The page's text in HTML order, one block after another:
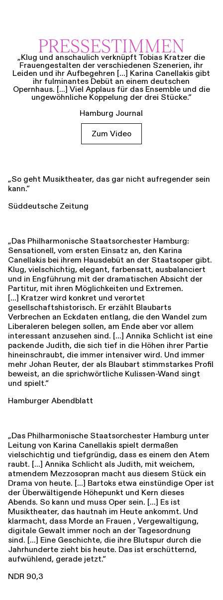
PRESSESTIMMEN
„Klug und anschaulich verknüpft Tobias Kratzer die
Frauengestalten der verschiedenen Szenerien, ihr
Leiden und ihr Aufbegehren [...] Karina Canellakis gibt
ihr fulminantes Debüt an einem deutschen
Opernhaus. [...] Viel Applaus für das Ensemble und die
ungewöhnliche Koppelung der drei Stücke.“
Hamburg Journal
Zum Video
„So geht Musiktheater, das gar nicht aufregender sein
kann.“
Süddeutsche Zeitung
„Das Philharmonische Staatsorchester Hamburg:
Sensationell, vom ersten Einsatz an, den Karina
Canellakis bei ihrem Hausdebüt an der Staatsoper gibt.
Klug, vielschichtig, elegant, farbensatt, ausbalanciert
und in Engführung mit der dramatischen Absicht der
Partitur, mit ihren Möglichkeiten und Extremen.
[...] Kratzer wird konkret und verortet
gesellschaftshistorisch. Er erzählt Blaubarts
Verbrechen an Eckdaten entlang, die den Wandel zum
Liberaleren belegen sollen, am Ende aber vor allem
interessant anzusehen sind. [...] Annika Schlicht ist eine
packende Judith, die sich tief in die Höhen ihrer Partie
hineinschraubt, die immer intensiver wird. Und immer
mehr Johan Reuter, der als Blaubart stimmstarkes Profil
beweist, an die sprichwörtliche Kulissen-Wand singt
und spielt.“
Hamburger Abendblatt
„Das Philharmonische Staatsorchester Hamburg unter
Leitung von Karina Canellakis spielt dermaßen
vielschichtig und tiefgründig, dass es einem den Atem
raubt. [...] Annika Schlicht als Judith, mit weichem,
atmendem Mezzosopran macht aus diesem Stück ein
Drama von heute. [...] Bartoks etwa einstündige Oper ist
der Überwältigende Höhepunkt und Kern dieses
Abends. So kann und muss Oper sein. [...] Es ist
Musiktheater, das hautnah im Heute ankommt. Und
klarmacht, dass Morde an Frauen , Vergewaltigung,
digitale Gewalt immer noch an der Tagesordnung
sind. [...] Eine Geschichte, die ihre Blutspur durch die
Jahrhunderte zieht bis heute. Das ist erschütternd,
aufwühlend, gerade jetzt.“
NDR 90,3